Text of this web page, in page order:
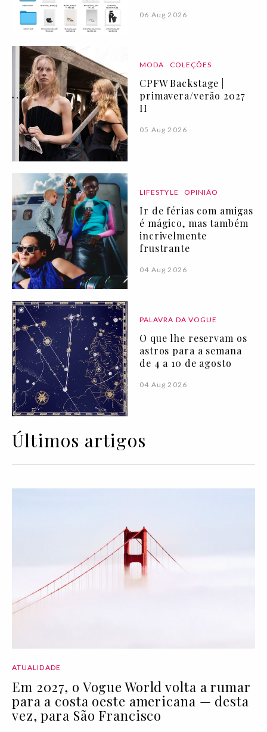
06 Aug 2026
MODA COLEÇÕES
CPFW Backstage |
primavera/verão 2027
II
05 Aug 2026
LIFESTYLE OPINIÃO
Ir de férias com amigas
é mágico, mas também
incrivelmente
frustrante
04 Aug 2026
PALAVRA DA VOGUE
O que lhe reservam os
astros para a semana
de 4 a 10 de agosto
04 Aug 2026
Últimos artigos
ATUALIDADE
Em 2027, o Vogue World volta a rumar
para a costa oeste americana — desta
vez, para São Francisco